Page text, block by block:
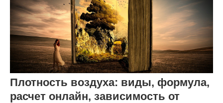
Плотность воздуха: виды, формула,
расчет онлайн, зависимость от